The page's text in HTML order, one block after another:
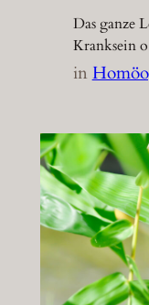
Das ganze
Kranksein
in